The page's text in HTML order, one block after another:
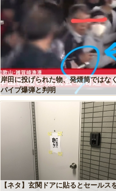
岸田に投げられた物、発煙筒ではな
パイプ爆弾と判明
【ネタ】玄関ドアに貼るとセールス